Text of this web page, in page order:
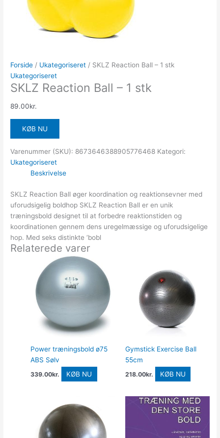
Forside / Ukategoriseret / SKLZ Reaction Ball – 1 stk
Ukategoriseret
SKLZ Reaction Ball – 1 stk
89.00kr.
KØB NU
Varenummer (SKU): 8673646388905776468 Kategori:
Ukategoriseret
Beskrivelse
SKLZ Reaction Ball øger koordination og reaktionsevner med
uforudsigelig boldhop SKLZ Reaction Ball er en unik
træningsbold designet til at forbedre reaktionstiden og
koordinationen gennem dens uregelmæssige og uforudsigelige
hop. Med seks distinkte ‘bobl
Relaterede varer
Power træningsbold ø75
ABS Sølv
339.00kr. KØB NU
Gymstick Exercise Ball
55cm
218.00kr. KØB NU